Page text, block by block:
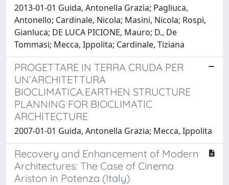
2013-01-01 Guida, Antonella Grazia; Pagliuca,
Antonello; Cardinale, Nicola; Masini, Nicola; Rospi,
Gianluca; DE LUCA PICIONE, Mauro; D., De
Tommasi; Mecca, Ippolita; Cardinale, Tiziana
PROGETTARE IN TERRA CRUDA PER
UN’ARCHITETTURA
BIOCLIMATICA.EARTHEN STRUCTURE
PLANNING FOR BIOCLIMATIC
ARCHITECTURE
2007-01-01 Guida, Antonella Grazia; Mecca, Ippolita
Recovery and Enhancement of Modern
Architectures: The Case of Cinema
Ariston in Potenza (Italy)